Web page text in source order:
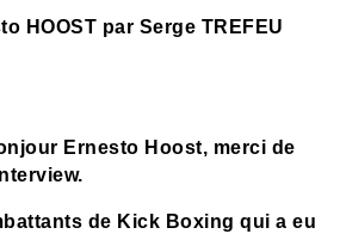
HOOST par Serge TREFEU
Ernesto Hoost, merci de
de Kick Boxing qui a eu